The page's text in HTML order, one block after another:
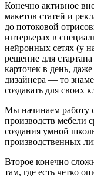
Конечно активное
макетов статей и
до потоковой
интерьерах в
нейронных сетях (у
решение для
карточек в день,
дизайнера — то
создавать для своих
Мы начинаем работу
производств мебели
создания умной
производственных
Второе конечно
там, где есть четко